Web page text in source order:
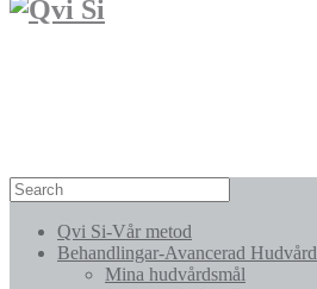
Qvi Si-Vår metod
Behandlingar-Avancerad Hudvård
Mina hudvårdsmål